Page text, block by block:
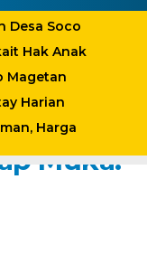
Desa Soco
Hak Anak
Magetan
Harian
Harga
Muka.